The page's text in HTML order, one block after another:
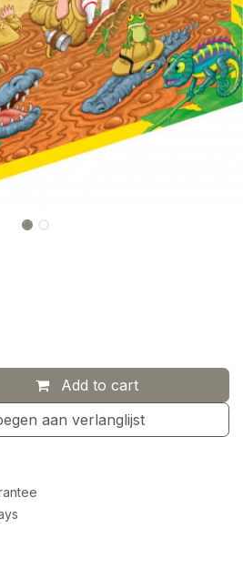
Add to cart
aan verlanglijst